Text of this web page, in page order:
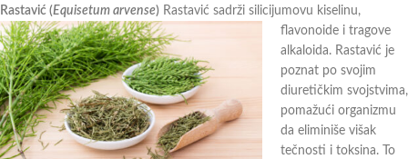
Rastavić (Equisetum arvense) Rastavić sadrži silicijumovu kiselinu,
flavonoide i tragove
alkaloida. Rastavić je
poznat po svojim
diuretičkim svojstvima,
pomažući organizmu
da eliminiše višak
tečnosti i toksina. To